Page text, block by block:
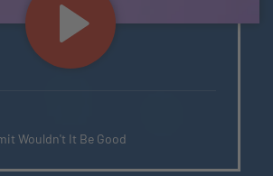
Wouldn't It Be Good